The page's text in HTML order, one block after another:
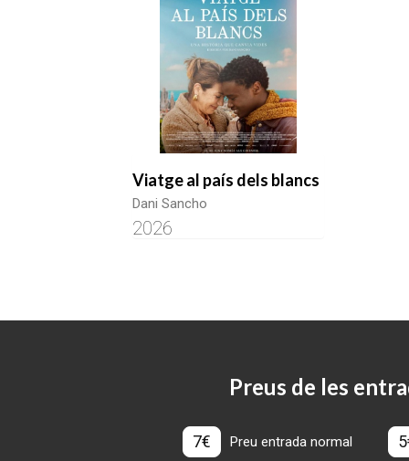
Viatge al país dels blancs
Dani Sancho
2026
Preus de les
7€ Preu entrada normal